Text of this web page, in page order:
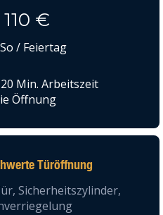
€
/ Feiertag
Min. Arbeitszeit
Öffnung
Türöffnung
Sicherheitszylinder,